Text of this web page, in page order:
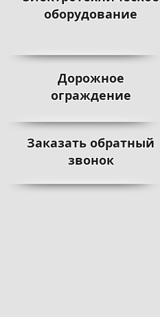
оборудование
Дорожное
ограждение
Заказать обратный
звонок